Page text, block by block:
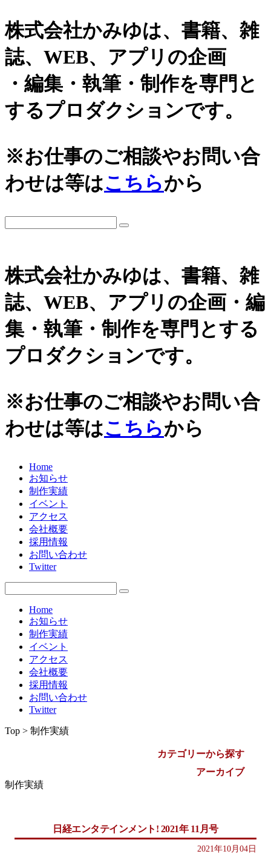
株式会社かみゆは、書籍、雑
誌、WEB、アプリの企画
・編集・執筆・制作を専門と
するプロダクションです。
※お仕事のご相談やお問い合
わせは等はこちらから
株式会社かみゆは、書籍、雑
誌、WEB、アプリの企画・編
集・執筆・制作を専門とする
プロダクションです。
※お仕事のご相談やお問い合
わせは等はこちらから
Home
お知らせ
制作実績
イベント
アクセス
会社概要
採用情報
お問い合わせ
Twitter
Home
お知らせ
制作実績
イベント
アクセス
会社概要
採用情報
お問い合わせ
Twitter
Top > 制作実績
カテゴリーから探す
城
日本史通史
大河ドラマ、テレビ・映画関連
史跡ガイド
その他歴史関連
美術史、絵画、アート
宗教、神話、神社仏閣
日本文化、民俗
天皇制
広報誌、新聞媒体
ウェブ媒体
その他いろいろ
エンタメ・トレンド
アーカイブ
2026年
2022年
2021年
2020年
2019年
2018年
2016年
2015年
2009年
制作実績
日経エンタテインメント! 2021年 11月号
2021年10月04日